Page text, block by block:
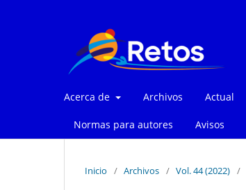
Acerca de Archivos Actual
Normas para autores Avisos
Inicio / Archivos / Vol. 44 (2022) /